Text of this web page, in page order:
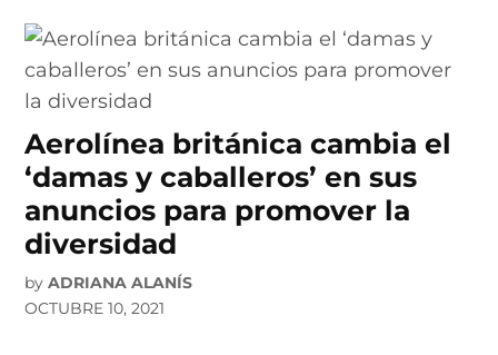
Aerolínea británica cambia el
‘damas y caballeros’ en sus
anuncios para promover la
diversidad
by ADRIANA ALANÍS
OCTUBRE 10, 2021